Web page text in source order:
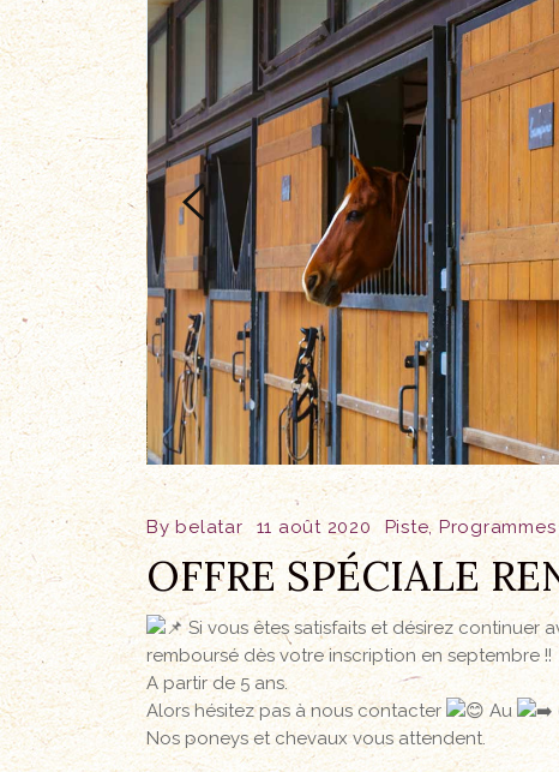
Bybelatar 11 août 2020 Piste,Programmes
OFFRE SPÉCIALE
Si vous êtes satisfaits et désirez continuer
remboursé dès votre inscription en septembre !!
A partir de 5 ans.
Alors hésitez pas à nous contacter
Au
Nos poneys et chevaux vous attendent.